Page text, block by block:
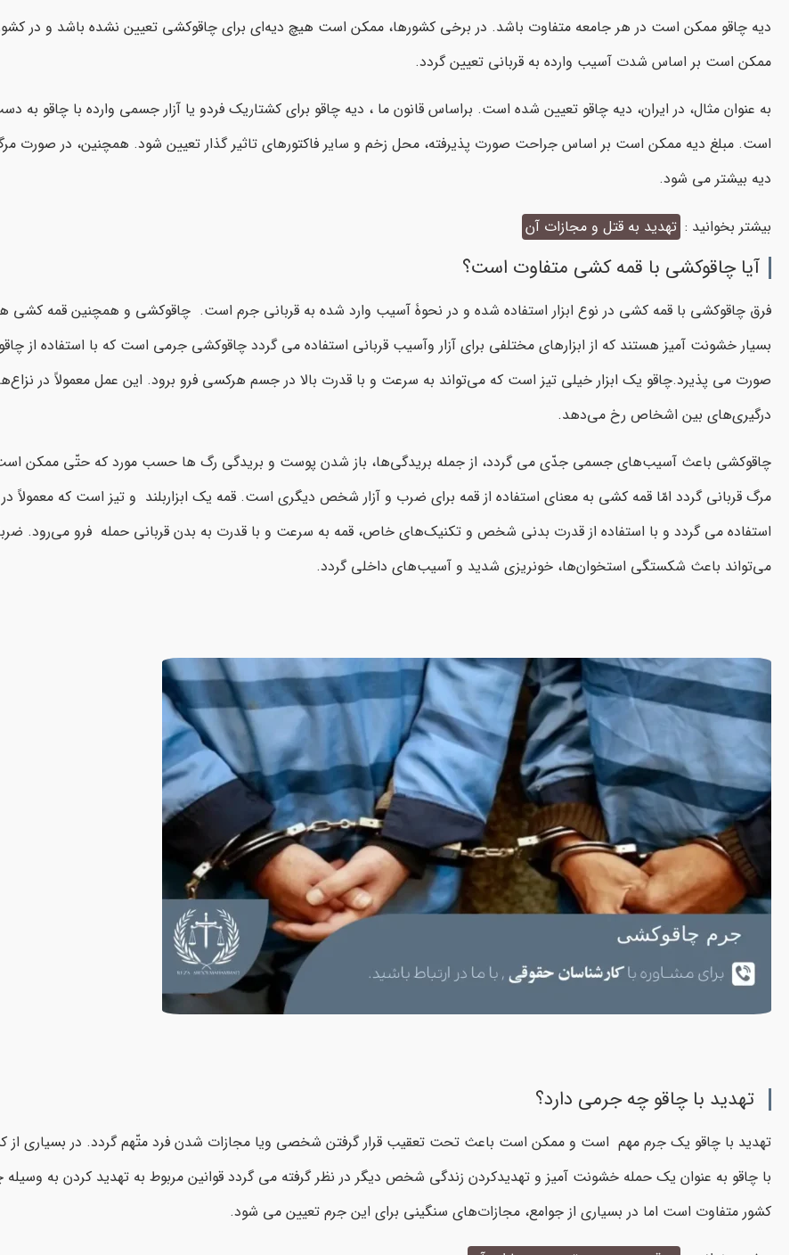
دیه چاقو ممکن است در هر جامعه متفاوت باشد. در برخی کشورها، ممکن است هیچ دیه‌ای برای چاقوکشی تعیین نشده باشد و در
ممکن است بر اساس شدت آسیب وارده به قربانی تعیین گردد.
به عنوان مثال، در ایران، دیه چاقو تعیین شده است. براساس قانون ما ، دیه چاقو برای کشتاریک فردو یا آزار جسمی وارده با چاقو به
است. مبلغ دیه ممکن است بر اساس جراحت صورت پذیرفته، محل زخم و سایر فاکتورهای تاثیر گذار تعیین شود. همچنین، در صورت
دیه بیشتر می شود.
بیشتر بخوانید : تهدید به قتل و مجازات آن
آیا چاقوکشی با قمه کشی متفاوت است؟
فرق چاقوکشی با قمه کشی در نوع ابزار استفاده شده و در نحوۀ آسیب وارد شده به قربانی جرم است. چاقوکشی و همچنین قمه کشی
بسیار خشونت آمیز هستند که از ابزارهای مختلفی برای آزار وآسیب قربانی استفاده می گردد چاقوکشی جرمی است که با استفاده از
صورت می پذیرد.چاقو یک ابزار خیلی تیز است که می‌تواند به سرعت و با قدرت بالا در جسم هرکسی فرو برود. این عمل معمولاً در
درگیری‌های بین اشخاص رخ می‌دهد.
چاقوکشی باعث آسیب‌های جسمی جدّی می گردد، از جمله بریدگی‌ها، باز شدن پوست و بریدگی رگ ها حسب مورد که حتّی ممکن
مرگ قربانی گردد امّا قمه کشی به معنای استفاده از قمه برای ضرب و آزار شخص دیگری است. قمه یک ابزاربلند و تیز است که معمولاً
استفاده می گردد و با استفاده از قدرت بدنی شخص و تکنیک‌های خاص، قمه به سرعت و با قدرت به بدن قربانی حمله فرو می‌رود.
می‌تواند باعث شکستگی استخوان‌ها، خونریزی شدید و آسیب‌های داخلی گردد.
تهدید با چاقو چه جرمی دارد؟
تهدید با چاقو یک جرم مهم است و ممکن است باعث تحت تعقیب قرار گرفتن شخصی ویا مجازات شدن فرد متّهم گردد. در بسیاری از
با چاقو به عنوان یک حمله خشونت آمیز و تهدیدکردن زندگی شخص دیگر در نظر گرفته می گردد قوانین مربوط به تهدید کردن به وسیله
کشور متفاوت است اما در بسیاری از جوامع، مجازات‌های سنگینی برای این جرم تعیین می شود.